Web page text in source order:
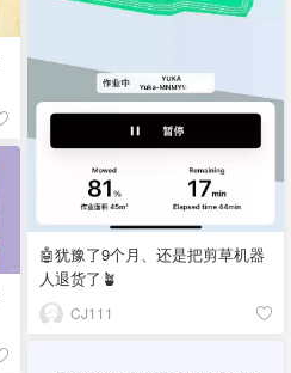
🤖犹豫了9个月、还是把剪草机器
人退货了🪴
CJ111